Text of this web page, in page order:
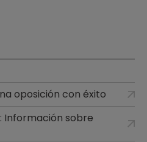
oposición con éxito
Información sobre